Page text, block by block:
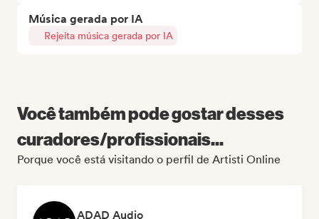
Música gerada por IA
Rejeita música gerada por IA
Você também pode gostar desses
curadores/profissionais...
Porque você está visitando o perfil de Artisti Online
ADAD Audio